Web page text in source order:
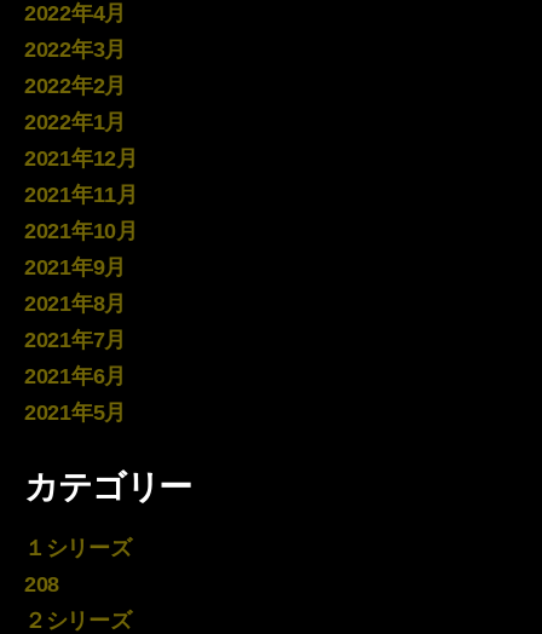
2022年4月
2022年3月
2022年2月
2022年1月
2021年12月
2021年11月
2021年10月
2021年9月
2021年8月
2021年7月
2021年6月
2021年5月
カテゴリー
１シリーズ
208
２シリーズ